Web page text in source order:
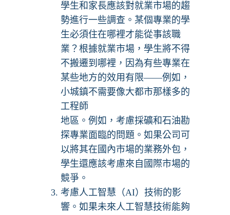
學生和家長應該對就業市場的趨
勢進行一些調查。某個專業的學
生必須住在哪裡才能從事該職
業？根據就業市場，學生將不得
不搬遷到哪裡，因為有些專業在
某些地方的效用有限——例如，
小城鎮不需要像大都市那樣多的
工程師
地區。例如，考慮採礦和石油勘
探專業面臨的問題。如果公司可
以將其在國內市場的業務外包，
學生還應該考慮來自國際市場的
競爭。
考慮人工智慧（AI）技術的影
響。如果未來人工智慧技術能夠